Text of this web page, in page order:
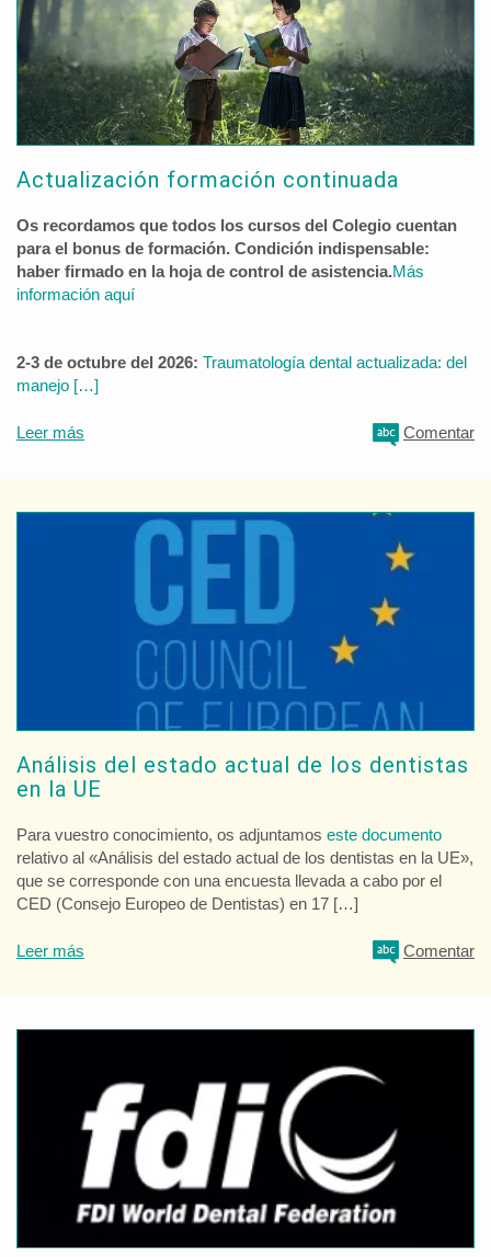
Actualización formación continuada
Os recordamos que todos los cursos del Colegio cuentan
para el bonus de formación. Condición indispensable:
haber firmado en la hoja de control de asistencia.Más
información aquí
2-3 de octubre del 2026: Traumatología dental actualizada: del
manejo […]
Leer más Comentar
Análisis del estado actual de los dentistas
en la UE
Para vuestro conocimiento, os adjuntamos este documento
relativo al «Análisis del estado actual de los dentistas en la UE»,
que se corresponde con una encuesta llevada a cabo por el
CED (Consejo Europeo de Dentistas) en 17 […]
Leer más Comentar